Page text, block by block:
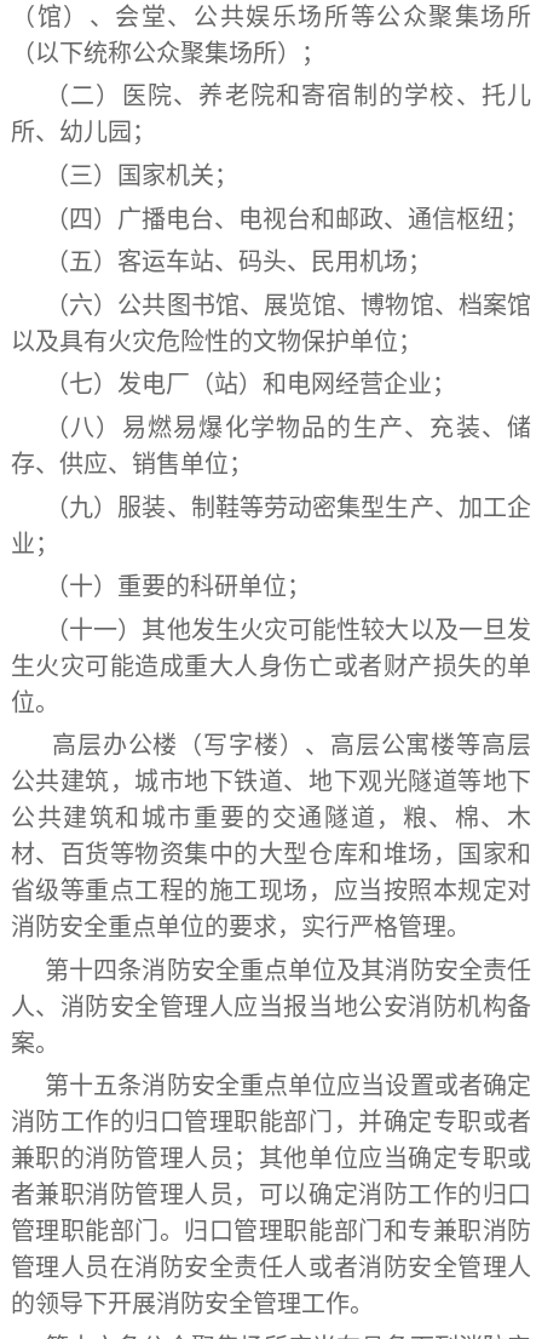
（馆）、会堂、公共娱乐场所等公众聚集场所
（以下统称公众聚集场所）；
（二）医院、养老院和寄宿制的学校、托儿
所、幼儿园；
（三）国家机关；
（四）广播电台、电视台和邮政、通信枢纽；
（五）客运车站、码头、民用机场；
（六）公共图书馆、展览馆、博物馆、档案馆
以及具有火灾危险性的文物保护单位；
（七）发电厂（站）和电网经营企业；
（八）易燃易爆化学物品的生产、充装、储
存、供应、销售单位；
（九）服装、制鞋等劳动密集型生产、加工企
业；
（十）重要的科研单位；
（十一）其他发生火灾可能性较大以及一旦发
生火灾可能造成重大人身伤亡或者财产损失的单
位。
高层办公楼（写字楼）、高层公寓楼等高层
公共建筑，城市地下铁道、地下观光隧道等地下
公共建筑和城市重要的交通隧道，粮、棉、木
材、百货等物资集中的大型仓库和堆场，国家和
省级等重点工程的施工现场，应当按照本规定对
消防安全重点单位的要求，实行严格管理。
第十四条消防安全重点单位及其消防安全责任
人、消防安全管理人应当报当地公安消防机构备
案。
第十五条消防安全重点单位应当设置或者确定
消防工作的归口管理职能部门，并确定专职或者
兼职的消防管理人员；其他单位应当确定专职或
者兼职消防管理人员，可以确定消防工作的归口
管理职能部门。归口管理职能部门和专兼职消防
管理人员在消防安全责任人或者消防安全管理人
的领导下开展消防安全管理工作。